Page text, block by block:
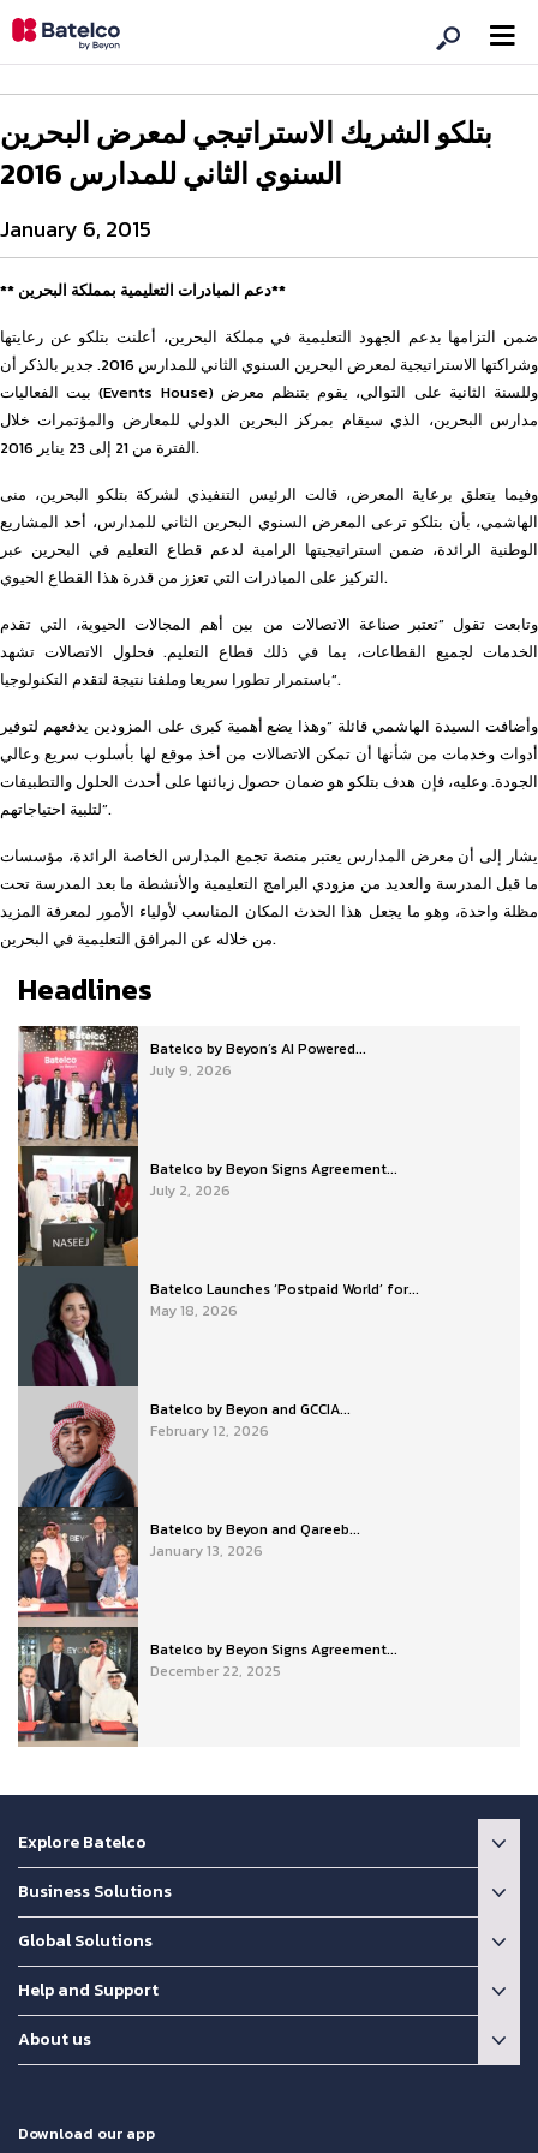
بتلكو الشريك الاستراتيجي لمعرض البحرين
السنوي الثاني للمدارس 2016
January 6, 2015
** دعم المبادرات التعليمية بمملكة البحرين**
ضمن التزامها بدعم الجهود التعليمية في مملكة البحرين، أعلنت بتلكو عن رعايتها
وشراكتها الاستراتيجية لمعرض البحرين السنوي الثاني للمدارس 2016. جدير بالذكر أن
بيت الفعاليات (Events House) وللسنة الثانية على التوالي، يقوم بتنظم معرض
مدارس البحرين، الذي سيقام بمركز البحرين الدولي للمعارض والمؤتمرات خلال
الفترة من 21 إلى 23 يناير 2016.
وفيما يتعلق برعاية المعرض، قالت الرئيس التنفيذي لشركة بتلكو البحرين، منى
الهاشمي، بأن بتلكو ترعى المعرض السنوي البحرين الثاني للمدارس، أحد المشاريع
الوطنية الرائدة، ضمن استراتيجيتها الرامية لدعم قطاع التعليم في البحرين عبر
التركيز على المبادرات التي تعزز من قدرة هذا القطاع الحيوي.
وتابعت تقول “تعتبر صناعة الاتصالات من بين أهم المجالات الحيوية، التي تقدم
الخدمات لجميع القطاعات، بما في ذلك قطاع التعليم. فحلول الاتصالات تشهد
باستمرار تطورا سريعا وملفتا نتيجة لتقدم التكنولوجيا”.
وأضافت السيدة الهاشمي قائلة “وهذا يضع أهمية كبرى على المزودين يدفعهم لتوفير
أدوات وخدمات من شأنها أن تمكن الاتصالات من أخذ موقع لها بأسلوب سريع وعالي
الجودة. وعليه، فإن هدف بتلكو هو ضمان حصول زبائنها على أحدث الحلول والتطبيقات
لتلبية احتياجاتهم”.
يشار إلى أن معرض المدارس يعتبر منصة تجمع المدارس الخاصة الرائدة، مؤسسات
ما قبل المدرسة والعديد من مزودي البرامج التعليمية والأنشطة ما بعد المدرسة تحت
مظلة واحدة، وهو ما يجعل هذا الحدث المكان المناسب لأولياء الأمور لمعرفة المزيد
من خلاله عن المرافق التعليمية في البحرين.
Headlines
Batelco by Beyon’s AI Powered...
July 9, 2026
Batelco by Beyon Signs Agreement...
July 2, 2026
Batelco Launches ‘Postpaid World’ for...
May 18, 2026
Batelco by Beyon and GCCIA...
February 12, 2026
Batelco by Beyon and Qareeb...
January 13, 2026
Batelco by Beyon Signs Agreement...
December 22, 2025
Explore Batelco
Business Solutions
Global Solutions
Help and Support
About us
Download our app